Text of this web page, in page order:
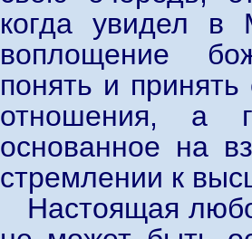
когда увидел в
воплощение
понять и
отношения, а
основанное на
стремлении к
Настоящая